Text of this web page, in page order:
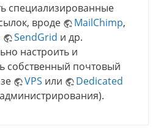
специализированные
вроде
MailChimp,
SendGrid и др.
настроить и
собственный почтовый
VPS или
Dedicated